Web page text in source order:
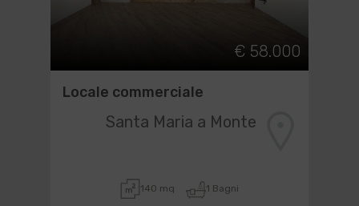
€ 58.000
Locale commerciale
Santa Maria a Monte
140 mq 1 Bagni